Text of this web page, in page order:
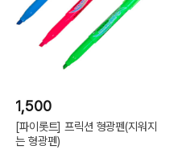
1,500
[파이롯트] 프릭션 형광펜(지워지
는 형광펜)